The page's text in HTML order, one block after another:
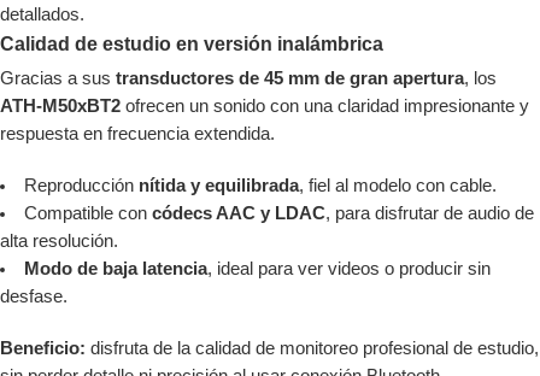
detallados.
Calidad de estudio en versión inalámbrica
Gracias a sus transductores de 45 mm de gran apertura, los
ATH-M50xBT2 ofrecen un sonido con una claridad impresionante y
respuesta en frecuencia extendida.
Reproducción nítida y equilibrada, fiel al modelo con cable.
Compatible con códecs AAC y LDAC, para disfrutar de audio de
alta resolución.
Modo de baja latencia, ideal para ver videos o producir sin
desfase.
Beneficio: disfruta de la calidad de monitoreo profesional de estudio,